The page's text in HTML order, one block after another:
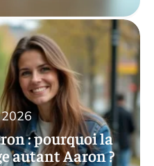
: pourquoi la
autant Aaron ?